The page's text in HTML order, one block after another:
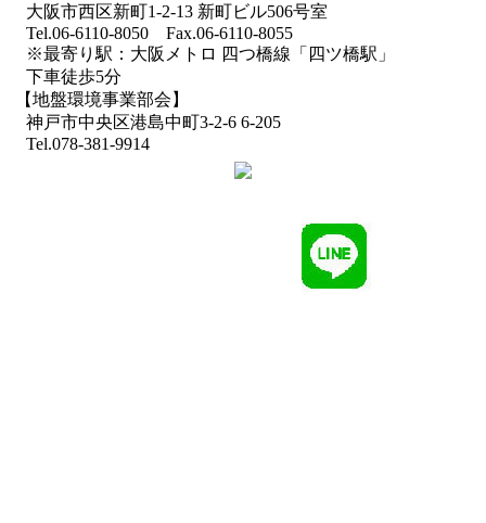
大阪市西区新町1-2-13 新町ビル506号室
Tel.06-6110-8050 Fax.06-6110-8055
※最寄り駅：大阪メトロ 四つ橋線「四ツ橋駅」
下車徒歩5分
【地盤環境事業部会】
神戸市中央区港島中町3-2-6 6-205
Tel.078-381-9914